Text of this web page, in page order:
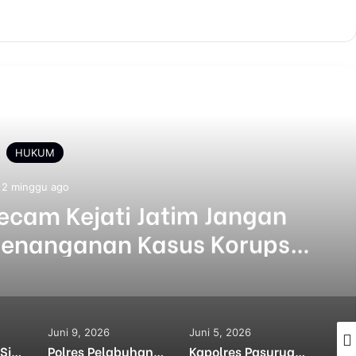
HUKUM
2 minggu ago
Kejati Jatim Jangan
Kasus Korupsi
Tim URC Polres Situbondo Amankan Pelaku Curat dan DPO Kasus Pencabulan
Juni 9, 2026
Polres Pelabuhan Tanjungperak Lakukan Tindakan Tegas Terukur, Komplotan Curanmor yang Beraksi di 10 TKP
Juni 5, 2026
Kapolres Pasuruan Kembalikan Motor Curian kepada Korban, Tangis Haru Warnai Penyerahan Motor
Juni